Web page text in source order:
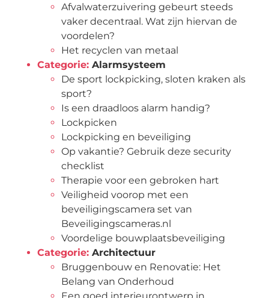
Afvalwaterzuivering gebeurt steeds
vaker decentraal. Wat zijn hiervan de
voordelen?
Het recyclen van metaal
Categorie: Alarmsysteem
De sport lockpicking, sloten kraken als
sport?
Is een draadloos alarm handig?
Lockpicken
Lockpicking en beveiliging
Op vakantie? Gebruik deze security
checklist
Therapie voor een gebroken hart
Veiligheid voorop met een
beveiligingscamera set van
Beveiligingscameras.nl
Voordelige bouwplaatsbeveiliging
Categorie: Architectuur
Bruggenbouw en Renovatie: Het
Belang van Onderhoud